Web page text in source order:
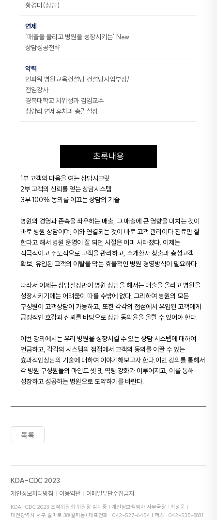
황경미(상담)
연제
‘매출을 올리고 병원을 성장시키는’ New
상담성공전략
약력
인파워 병원교육컨설팅 컨설팅사업부장/
전임강사
경복대학교 치위생과 겸임교수
청량리 연세휴치과 총괄실장
초록내용
1부 고객의 마음을 여는 상담시크릿
2부 고객의 신뢰를 얻는 상담시스템
3부 100% 동의를 이끄는 상담의 기술
병원의 경영과 존속을 좌우하는 매출, 그 매출에 큰 영향을 미치는 것이
바로 병원 상담이며, 이와 연결되는 것이 바로 고객 관리이다.진료만 잘
한다고 해서 병원 운영이 잘 되던 시절은 이미 사라졌다. 이제는
적극적이고 주도적으로 고객을 관리하고, 소개환자 창출과 충성고객
확보, 유입된 고객의 이탈을 막는 효율적인 병원 경영방식이 필요하다.
따라서 이제는 상담실장만이 병원 상담을 해서는 매출을 올리고 병원을
성장시키기에는 어려움이 따를 수밖에 없다. 그리하여 병원의 모든
구성원이 고객상담이 가능하고, 또한 각각의 접점에서 유입된 고객에게
긍정적인 호감과 신뢰를 바탕으로 상담 동의율을 올릴 수 있어야 한다.
이번 강의에서는 우리 병원을 성장시킬 수 있는 상담 시스템에 대하여
언급하고, 각각의 시스템의 접점에서 고객의 동의를 이끌 수 있는
효과적인상담의 기술에 대하여 이야기해보고자 한다.이번 강의를 통해서
각 병원 구성원들의 마인드 셋 및 역량 강화가 이루어지고, 이를 통해
성장하고 성공하는 병원으로 도약하기를 바란다.
목록
KDA-CDC 2023
개인정보처리방침 이용약관 이메일무단수집금지
KDA-CDC 2023 조직위원회 위원장 김미중 | 개인정보책임자 사무국장 : 최성운 |
대전광역시 서구 갈마로 38(갈마동) 대표전화 : 042-527-6454 | 팩스 : 042-535-8831